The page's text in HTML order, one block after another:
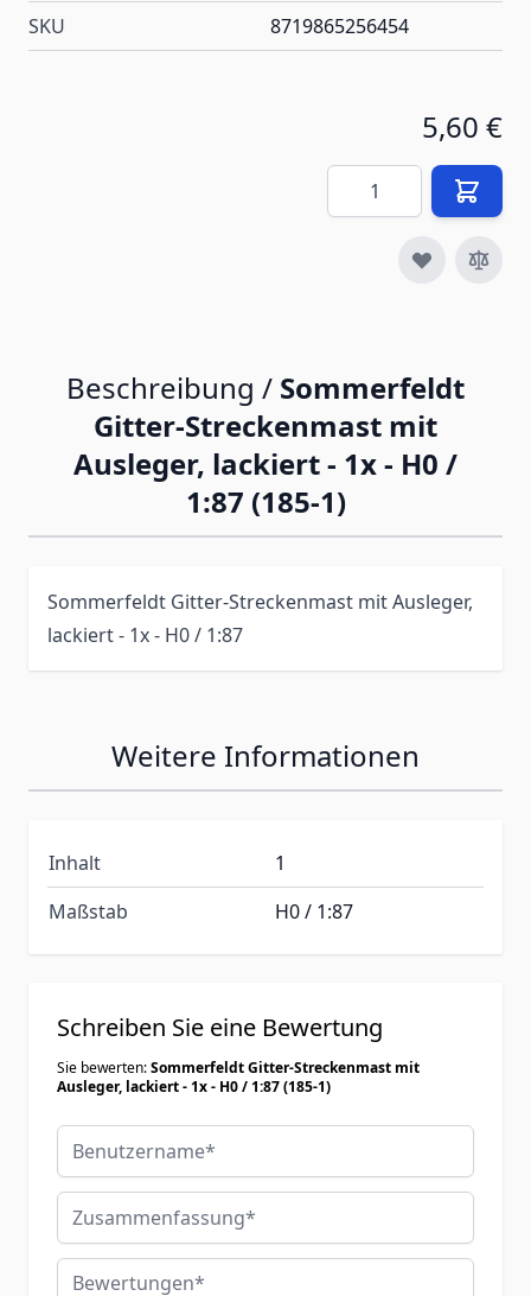
SKU 8719865256454
5,60 €
Menge
Beschreibung / Sommerfeldt
Gitter-Streckenmast mit
Ausleger, lackiert - 1x - H0 /
1:87 (185-1)
Sommerfeldt Gitter-Streckenmast mit Ausleger,
lackiert - 1x - H0 / 1:87
Weitere Informationen
Inhalt
1
Maßstab
H0 / 1:87
Schreiben Sie eine Bewertung
Sie bewerten:Sommerfeldt Gitter-Streckenmast mit
Ausleger, lackiert - 1x - H0 / 1:87 (185-1)
Benutzername
Zusammenfassung
Bewertungen